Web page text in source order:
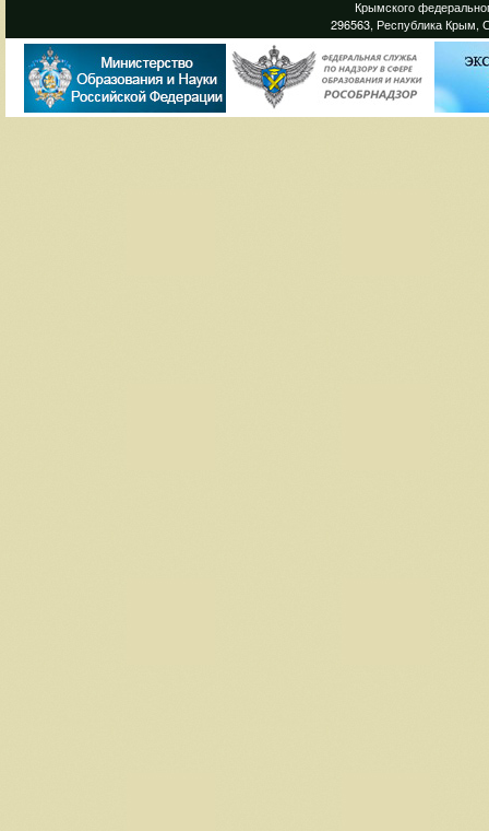
Крымского
296563, Республика Крым,